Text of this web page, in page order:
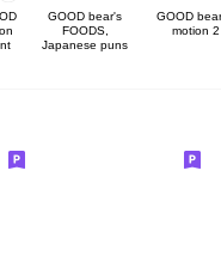
GOOD bear's
FOODS,
Japanese puns
GOOD
motion 2